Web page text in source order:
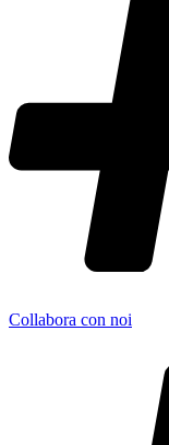
Collabora con noi